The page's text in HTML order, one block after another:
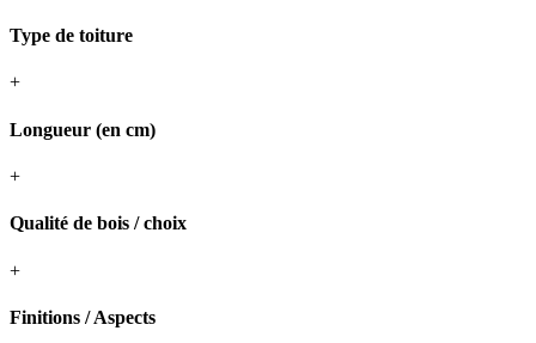
Type de toiture
+
Longueur (en cm)
+
Qualité de bois / choix
+
Finitions / Aspects